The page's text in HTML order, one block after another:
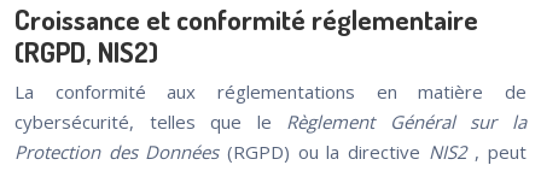
Croissance et conformité réglementaire
(RGPD, NIS2)
La conformité aux réglementations en matière de
cybersécurité, telles que le Règlement Général sur la
Protection des Données (RGPD) ou la directive NIS2 , peut